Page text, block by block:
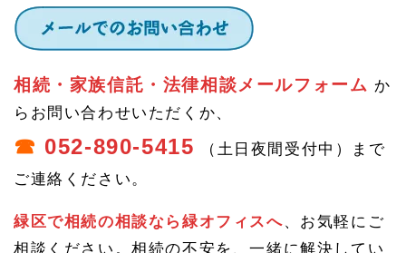
へ
相続・家族信託・法律相談メールフォーム か
らお問い合わせいただくか、
☎ 052-890-5415 （土日夜間受付中）まで
ご連絡ください。
緑区で相続の相談なら緑オフィスへ、お気軽にご
相談ください。相続の不安を、一緒に解決してい